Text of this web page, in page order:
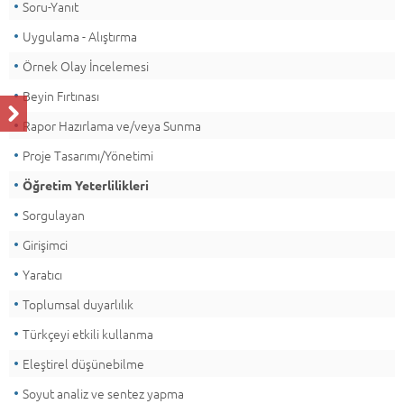
Soru-Yanıt
Uygulama - Alıştırma
Örnek Olay İncelemesi
Beyin Fırtınası
Rapor Hazırlama ve/veya Sunma
Proje Tasarımı/Yönetimi
Öğretim Yeterlilikleri
Sorgulayan
Girişimci
Yaratıcı
Toplumsal duyarlılık
Türkçeyi etkili kullanma
Eleştirel düşünebilme
Soyut analiz ve sentez yapma